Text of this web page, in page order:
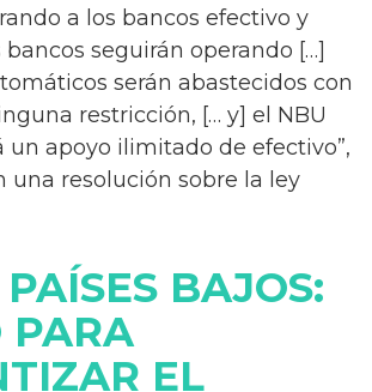
a los bancos efectivo y
bancos seguirán operando […]
serán abastecidos con
restricción, [… y] el NBU
un apoyo ilimitado de efectivo”,
una resolución sobre la ley
PAÍSES BAJOS:
PARA
EL